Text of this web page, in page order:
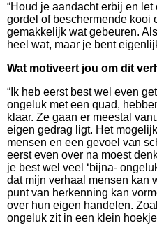
“Houd je aandacht erbij en
gordel of beschermende kooi
gemakkelijk wat gebeuren.
heel wat, maar je bent
Wat motiveert jou om dit
“Ik heb eerst best wel even
ongeluk met een quad,
klaar. Ze gaan er meestal
eigen gedrag ligt. Het
mensen en een gevoel van
eerst even over na moest
je best wel veel ‘bijna-
dat mijn verhaal mensen kan
punt van herkenning kan
over hun eigen handelen.
ongeluk zit in een klein